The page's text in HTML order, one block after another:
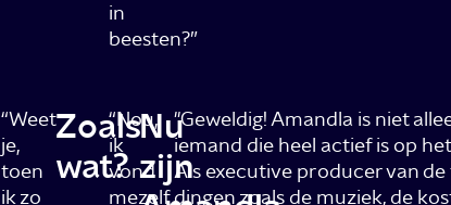
in
beesten?”
“Weet
je,
toen
ik zo
Zoals
wat?
“Nou,
ik
vond
mezelf
Nu
zijn
"Geweldig! Amandla is niet
iemand die heel actief is op
Als executive producer van
dingen zoals de muziek, de